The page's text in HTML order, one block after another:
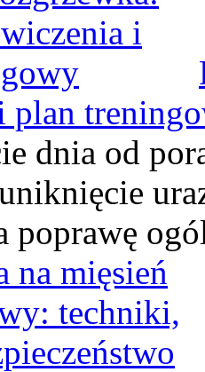
plan
dnia od
poprawę